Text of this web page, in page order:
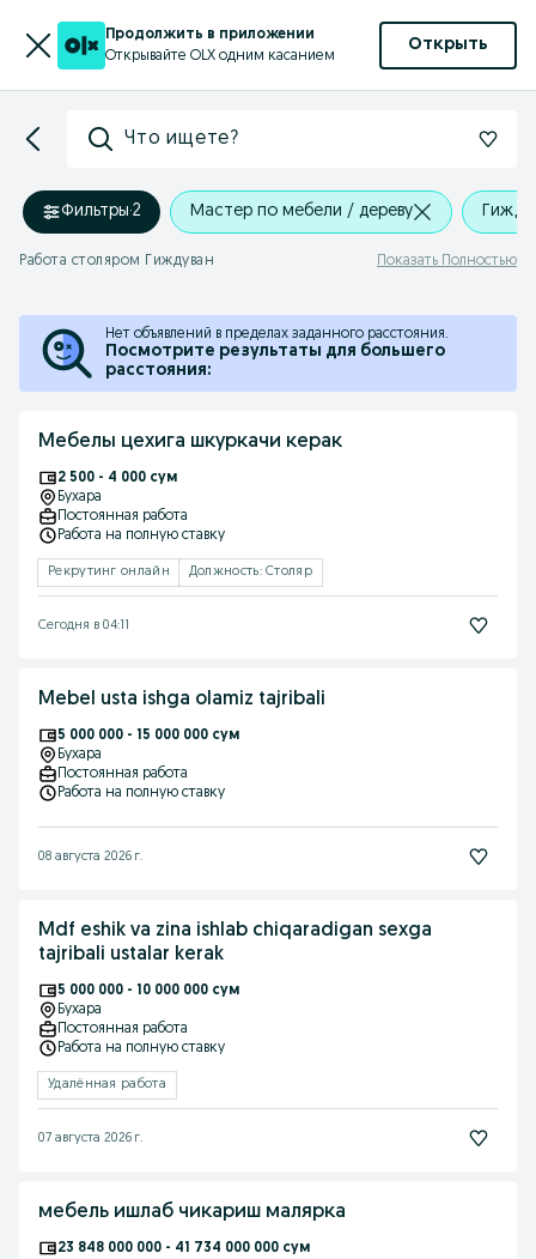
Продолжить в приложении
Открывайте OLX одним касанием
Открыть
Что ищете?
Фильтры·2 Мастер по мебели / дереву
Работа столяром Гиждуван Показать Полностью
Нет объявлений в пределах заданного расстояния.
Посмотрите результаты для большего
расстояния:
Мебелы цехига шкуркачи керак
2 500 - 4 000 сум
Бухара
Постоянная работа
Работа на полную ставку
Рекрутинг онлайн Должность: Столяр
Сегодня в 04:11
Mebel usta ishga olamiz tajribali
5 000 000 - 15 000 000 сум
Бухара
Постоянная работа
Работа на полную ставку
08 августа 2026 г.
Mdf eshik va zina ishlab chiqaradigan sexga
tajribali ustalar kerak
5 000 000 - 10 000 000 сум
Бухара
Постоянная работа
Работа на полную ставку
Удалённая работа
07 августа 2026 г.
мебель ишлаб чикариш малярка
23 848 000 000 - 41 734 000 000 сум